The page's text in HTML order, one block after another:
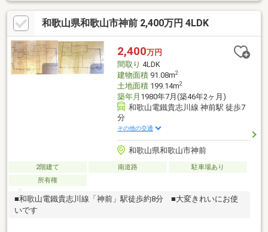
和歌山県和歌山市神前 2,400万円 4LDK
2,400万円
間取り 4LDK
建物面積91.08m2
土地面積199.14m2
築年月 1980年7月(築46年2ヶ月)
和歌山電鐵貴志川線 神前駅 徒歩7
分
その他の交通
和歌山県和歌山市神前
2階建て 南道路
駐車場あり
所有権
■和歌山電鐵貴志川線「神前」駅徒歩約8分 ■大変きれいにお使
いです